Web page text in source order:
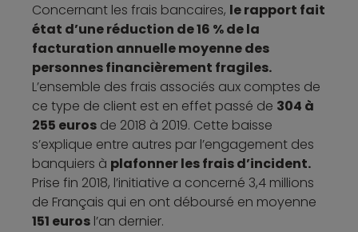
Concernant les frais bancaires, le rapport fait
état d’une réduction de 16 % de la
facturation annuelle moyenne des
personnes financièrement fragiles.
L’ensemble des frais associés aux comptes de
ce type de client est en effet passé de 304 à
255 euros de 2018 à 2019. Cette baisse
s’explique entre autres par l’engagement des
banquiers à plafonner les frais d’incident.
Prise fin 2018, l’initiative a concerné 3,4 millions
de Français qui en ont déboursé en moyenne
151 euros l’an dernier.